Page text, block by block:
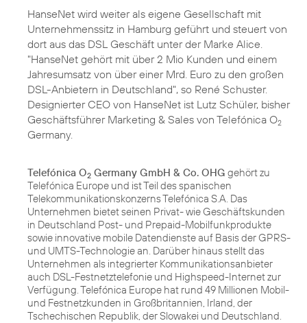
HanseNet wird weiter als eigene Gesellschaft mit
Unternehmenssitz in Hamburg geführt und steuert von
dort aus das DSL Geschäft unter der Marke Alice.
"HanseNet gehört mit über 2 Mio Kunden und einem
Jahresumsatz von über einer Mrd. Euro zu den großen
DSL-Anbietern in Deutschland", so René Schuster.
Designierter CEO von HanseNet ist Lutz Schüler, bisher
Geschäftsführer Marketing & Sales von Telefónica O2
Germany.
Telefónica O2 Germany GmbH & Co. OHG gehört zu
Telefónica Europe und ist Teil des spanischen
Telekommunikationskonzerns Telefónica S.A. Das
Unternehmen bietet seinen Privat- wie Geschäftskunden
in Deutschland Post- und Prepaid-Mobilfunkprodukte
sowie innovative mobile Datendienste auf Basis der GPRS-
und UMTS-Technologie an. Darüber hinaus stellt das
Unternehmen als integrierter Kommunikationsanbieter
auch DSL-Festnetztelefonie und Highspeed-Internet zur
Verfügung. Telefónica Europe hat rund 49 Millionen Mobil-
und Festnetzkunden in Großbritannien, Irland, der
Tschechischen Republik, der Slowakei und Deutschland.